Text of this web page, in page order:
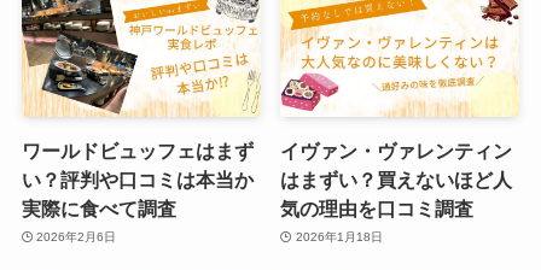
ワールドビュッフェはまず
い？評判や口コミは本当か
実際に食べて調査
2026年2月6日
イヴァン・ヴァレンティン
はまずい？買えないほど人
気の理由を口コミ調査
2026年1月18日